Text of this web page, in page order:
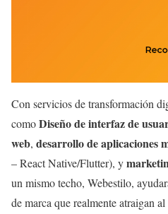
Con servicios de transformación
comoDiseño de interfaz de
web, desarrollo de aplicaciones
– React Native/Flutter), y
un mismo techo, Webestilo,
de marca que realmente atraigan